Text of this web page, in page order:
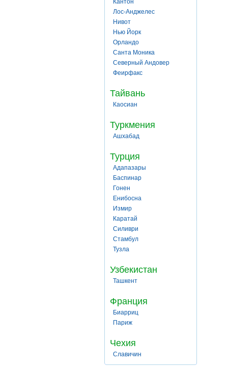
Кантон
Лос-Анджелес
Нивот
Нью Йорк
Орландо
Санта Моника
Северный Андовер
Феирфакс
Тайвань
Каосиан
Туркмения
Ашхабад
Турция
Адапазары
Баспинар
Гонен
Енибосна
Измир
Каратай
Силиври
Стамбул
Тузла
Узбекистан
Ташкент
Франция
Биарриц
Париж
Чехия
Славичин